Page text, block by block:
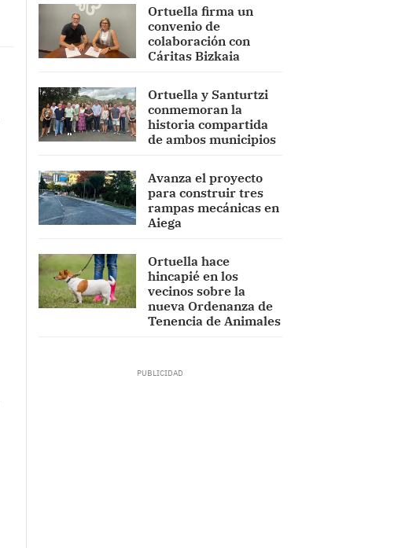
Ortuella firma un
convenio de
colaboración con
Cáritas Bizkaia
Ortuella y Santurtzi
conmemoran la
historia compartida
de ambos municipios
Avanza el proyecto
para construir tres
rampas mecánicas en
Aiega
Ortuella hace
hincapié en los
vecinos sobre la
nueva Ordenanza de
Tenencia de Animales